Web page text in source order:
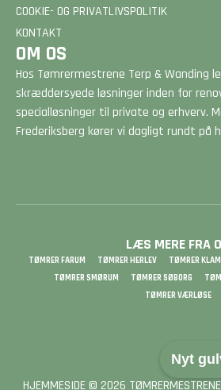
Nyt
COOKIE- OG PRIVATLIVSPOLITIK
KONTAKT
OM OS
Hos Tømrermestrene Terp & Wanding
skræddersyede løsninger inden for
specialløsninger til private og erhverv.
Frederiksberg kører vi dagligt rundt på
LÆS MERE FRA
TØMRER FARUM TØMRER HERLEV TØMRER
TØMRER SMØRUM
TØMRER SØBORG
TØMRER VÆRLØSE
HJEMMESIDE © 2026